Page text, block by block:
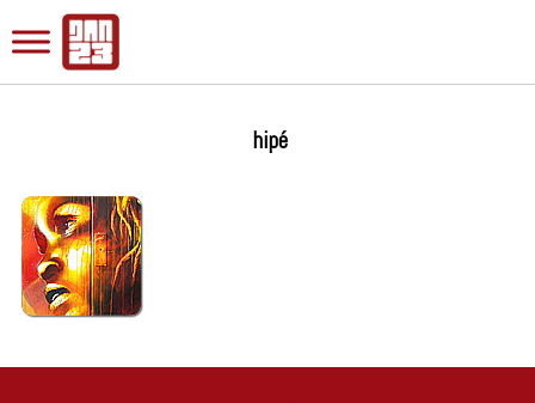
hipé